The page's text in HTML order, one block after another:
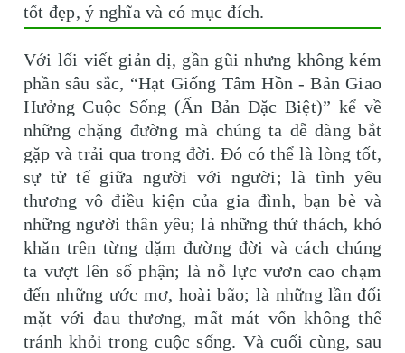
tốt đẹp, ý nghĩa và có mục đích.
Với lối viết giản dị, gần gũi nhưng không kém
phần sâu sắc, “Hạt Giống Tâm Hồn - Bản Giao
Hưởng Cuộc Sống (Ấn Bản Đặc Biệt)” kể về
những chặng đường mà chúng ta dễ dàng bắt
gặp và trải qua trong đời. Đó có thể là lòng tốt,
sự tử tế giữa người với người; là tình yêu
thương vô điều kiện của gia đình, bạn bè và
những người thân yêu; là những thử thách, khó
khăn trên từng dặm đường đời và cách chúng
ta vượt lên số phận; là nỗ lực vươn cao chạm
đến những ước mơ, hoài bão; là những lần đối
mặt với đau thương, mất mát vốn không thể
tránh khỏi trong cuộc sống. Và cuối cùng, sau